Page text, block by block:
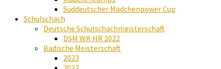
Süddeutscher Mädchenpower Cup
Schulschach
Deutsche Schulschachmeisterschaft
DSM WK HR 2022
Badische Meisterschaft
2023